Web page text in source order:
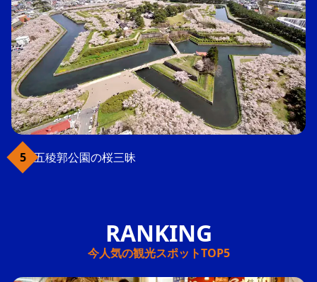
五稜郭公園の桜三昧
今人気の観光スポットTOP5